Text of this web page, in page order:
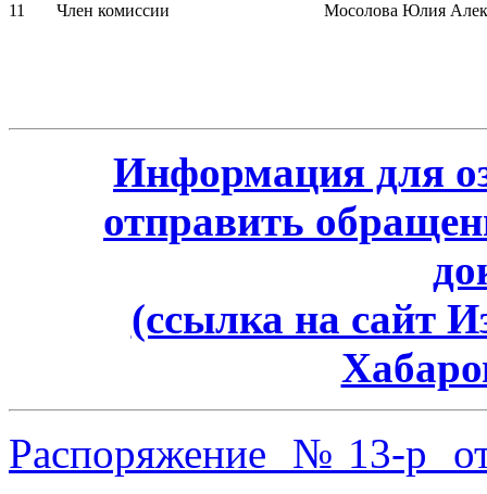
11 Член комиссии Мосолова Юлия
Информация для
отправить
(ссылка на сайт
Распоряжение №13-р